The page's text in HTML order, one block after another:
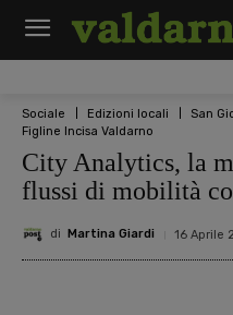
Sociale Edizioni locali San
Figline Incisa Valdarno
City Analytics, la
flussi di mobilità
di Martina Giardi 16 Aprile